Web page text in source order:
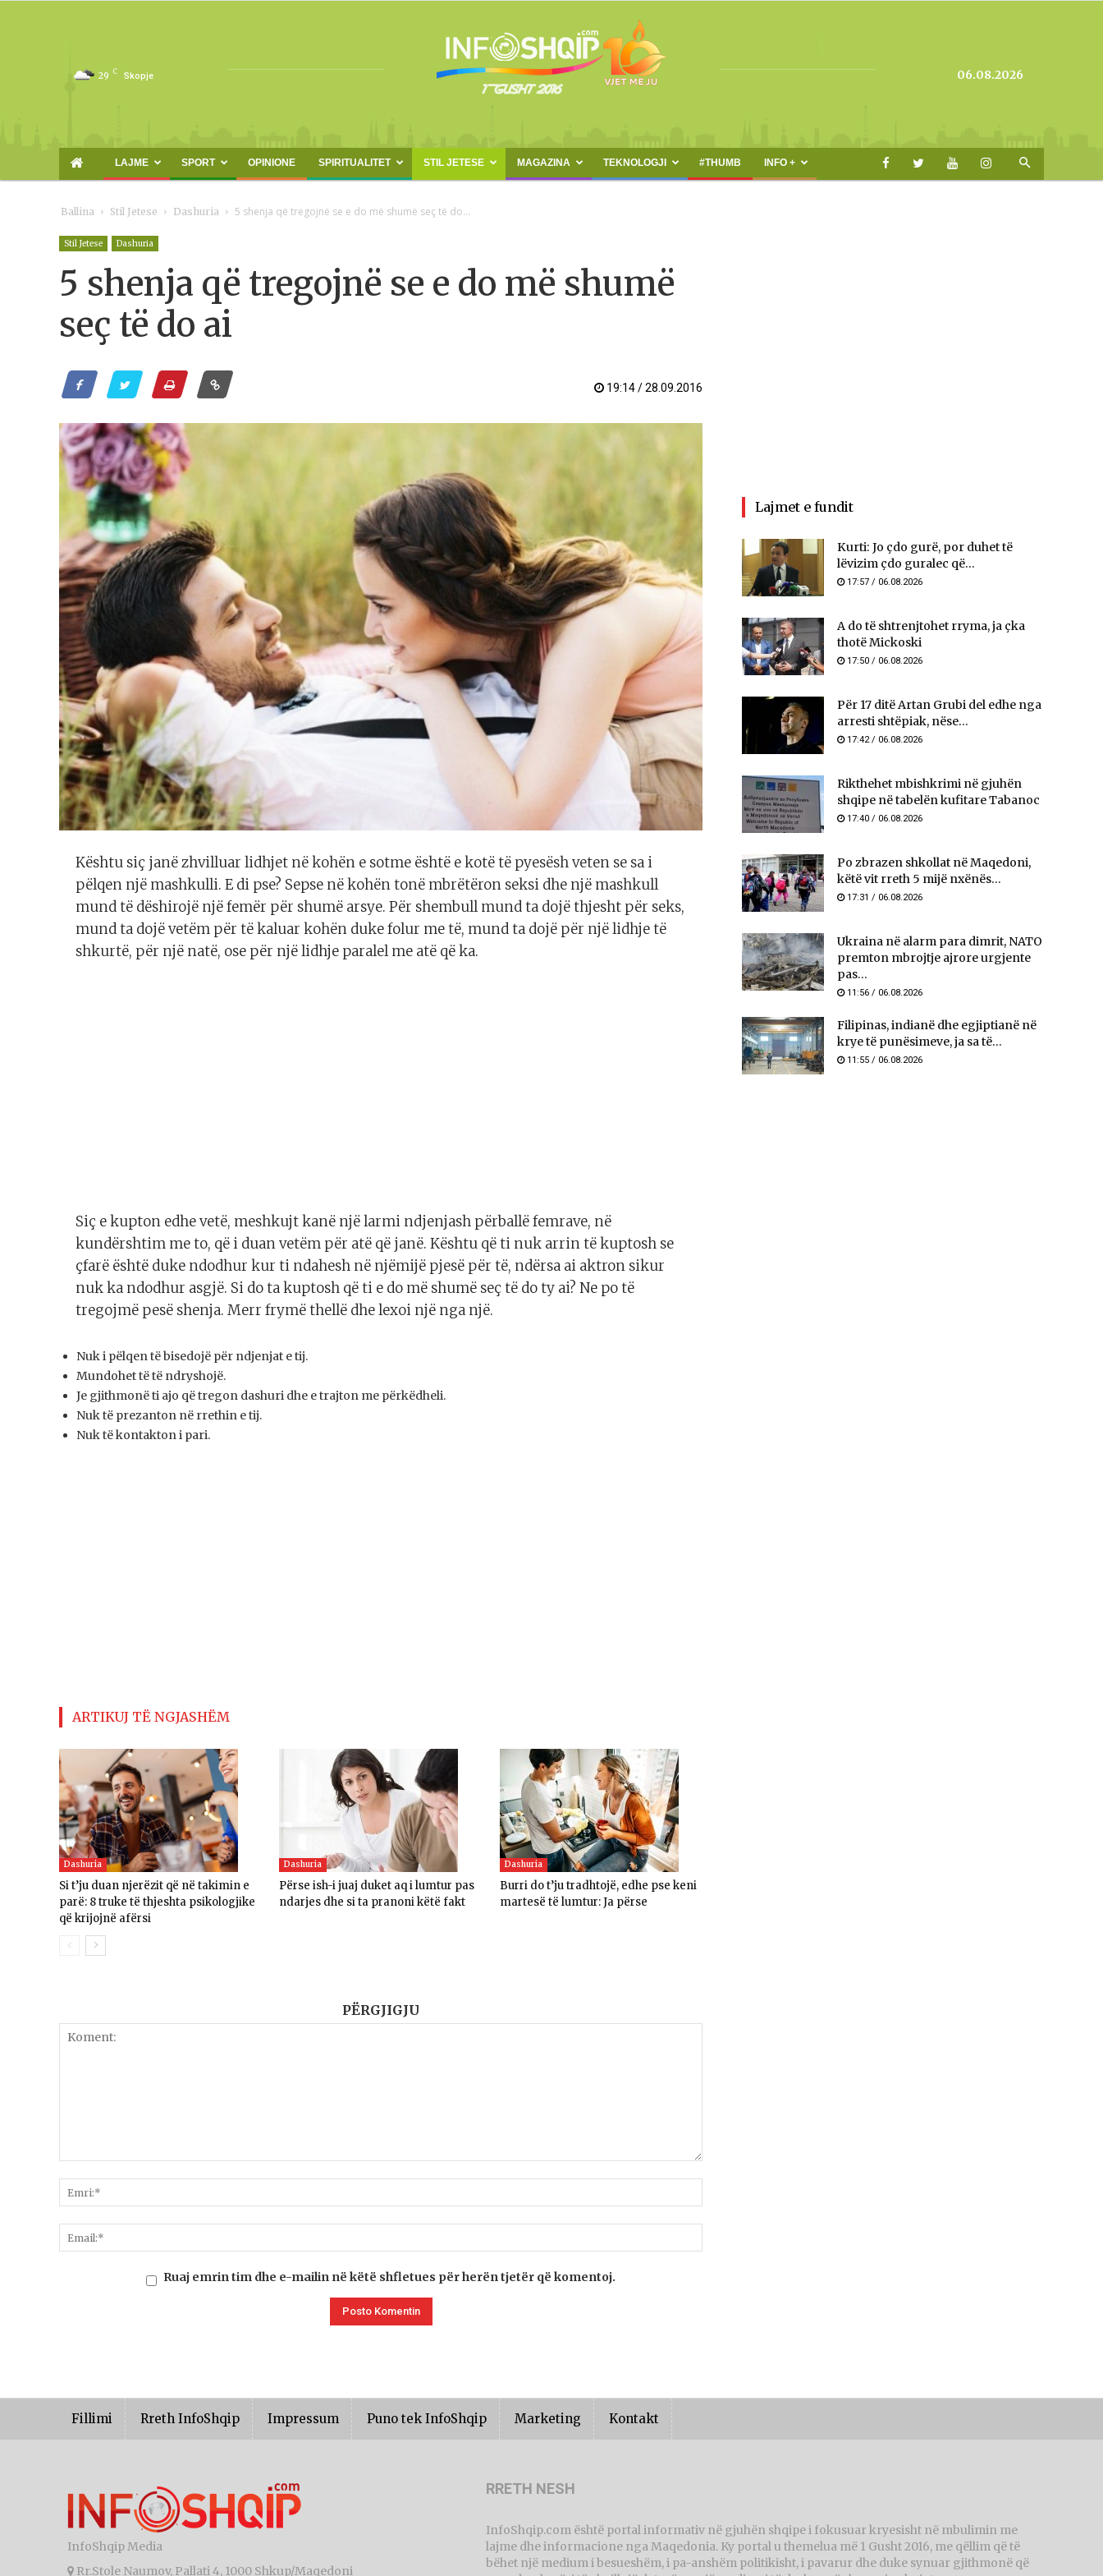
29 C Skopje
INFOSHQIP.COM
06.08.2026
LAJME SPORT OPINIONE SPIRITUALITET STIL JETESE MAGAZINA TEKNOLOGJI #THUMB INFO +
Ballina Stil Jetese Dashuria 5 shenja që tregojnë se e do më shumë seç të do...
Stil Jetese Dashuria
5 shenja që tregojnë se e do më shumë
seç të do ai
19:14 / 28.09.2016
Kështu siç janë zhvilluar lidhjet në kohën e sotme është e kotë të pyesësh veten se sa i
pëlqen një mashkulli. E di pse? Sepse në kohën tonë mbrëtëron seksi dhe një mashkull
mund të dëshirojë një femër për shumë arsye. Për shembull mund ta dojë thjesht për seks,
mund ta dojë vetëm për të kaluar kohën duke folur me të, mund ta dojë për një lidhje të
shkurtë, për një natë, ose për një lidhje paralel me atë që ka.
Siç e kupton edhe vetë, meshkujt kanë një larmi ndjenjash përballë femrave, në
kundërshtim me to, që i duan vetëm për atë që janë. Kështu që ti nuk arrin të kuptosh se
çfarë është duke ndodhur kur ti ndahesh në njëmijë pjesë për të, ndërsa ai aktron sikur
nuk ka ndodhur asgjë. Si do ta kuptosh që ti e do më shumë seç të do ty ai? Ne po të
tregojmë pesë shenja. Merr frymë thellë dhe lexoi një nga një.
Nuk i pëlqen të bisedojë për ndjenjat e tij.
Mundohet të të ndryshojë.
Je gjithmonë ti ajo që tregon dashuri dhe e trajton me përkëdheli.
Nuk të prezanton në rrethin e tij.
Nuk të kontakton i pari.
ARTIKUJ TË NGJASHËM
Dashuria
Si t’ju duan njerëzit që në takimin e
parë: 8 truke të thjeshta psikologjike
që krijojnë afërsi
Dashuria
Përse ish-i juaj duket aq i lumtur pas
ndarjes dhe si ta pranoni këtë fakt
Dashuria
Burri do t’ju tradhtojë, edhe pse keni
martesë të lumtur: Ja përse
PËRGJIGJU
Ruaj emrin tim dhe e-mailin në këtë shfletues për herën tjetër që komentoj.
Lajmet e fundit
Kurti: Jo çdo gurë, por duhet të
lëvizim çdo guralec që...
17:57 / 06.08.2026
A do të shtrenjtohet rryma, ja çka
thotë Mickoski
17:50 / 06.08.2026
Për 17 ditë Artan Grubi del edhe nga
arresti shtëpiak, nëse...
17:42 / 06.08.2026
Rikthehet mbishkrimi në gjuhën
shqipe në tabelën kufitare Tabanoc
17:40 / 06.08.2026
Po zbrazen shkollat në Maqedoni,
këtë vit rreth 5 mijë nxënës...
17:31 / 06.08.2026
Ukraina në alarm para dimrit, NATO
premton mbrojtje ajrore urgjente
pas...
11:56 / 06.08.2026
Filipinas, indianë dhe egjiptianë në
krye të punësimeve, ja sa të...
11:55 / 06.08.2026
Fillimi Rreth InfoShqip Impressum Puno tek InfoShqip Marketing Kontakt
InfoShqip Media
Rr.Stole Naumov, Pallati 4, 1000 Shkup/Maqedoni
RRETH NESH
InfoShqip.com është portal informativ në gjuhën shqipe i fokusuar kryesisht në mbulimin me
lajme dhe informacione nga Maqedonia. Ky portal u themelua më 1 Gusht 2016, me qëllim që të
bëhet një medium i besueshëm, i pa-anshëm politikisht, i pavarur dhe duke synuar gjithmonë që